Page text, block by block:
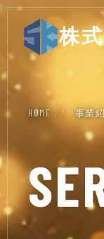
株
HOME / 事業